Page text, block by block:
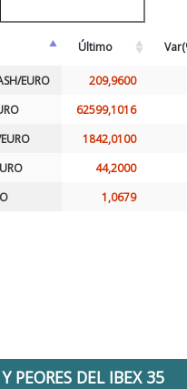
Último
EURO 209,9600
62599,1016
1842,0100
44,2000
1,0679
PEORES DEL IBEX 35